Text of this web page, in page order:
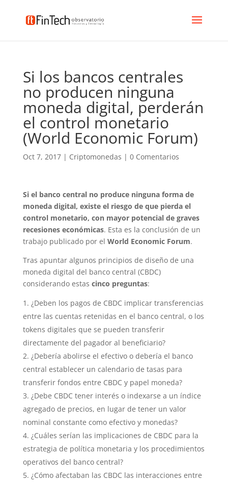
Si los bancos centrales
no producen ninguna
moneda digital, perderán
el control monetario
(World Economic Forum)
Oct 7, 2017| Criptomonedas | 0 Comentarios
Si el banco central no produce ninguna forma de
moneda digital, existe el riesgo de que pierda el
control monetario, con mayor potencial de graves
recesiones económicas. Esta es la conclusión de un
trabajo publicado por el World Economic Forum.
Tras apuntar algunos principios de diseño de una
moneda digital del banco central (CBDC)
considerando estas cinco preguntas:
¿Deben los pagos de CBDC implicar transferencias
entre las cuentas retenidas en el banco central, o los
tokens digitales que se pueden transferir
directamente del pagador al beneficiario?
¿Debería abolirse el efectivo o debería el banco
central establecer un calendario de tasas para
transferir fondos entre CBDC y papel moneda?
¿Debe CBDC tener interés o indexarse ​​a un índice
agregado de precios, en lugar de tener un valor
nominal constante como efectivo y monedas?
¿Cuáles serían las implicaciones de CBDC para la
estrategia de política monetaria y los procedimientos
operativos del banco central?
¿Cómo afectaban las CBDC las interacciones entre